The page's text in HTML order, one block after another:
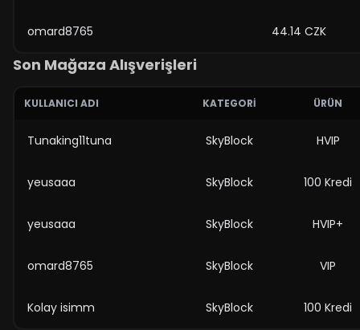
omard8765 44.14 CZK
Son Mağaza Alışverişleri
KULLANICI ADI KATEGORI ÜRÜN
Tunaking11tuna SkyBlock HVIP
yeusaaa SkyBlock 100 Kredi
yeusaaa SkyBlock HVIP+
omard8765 SkyBlock VIP
Kolay isimm SkyBlock 100 Kredi